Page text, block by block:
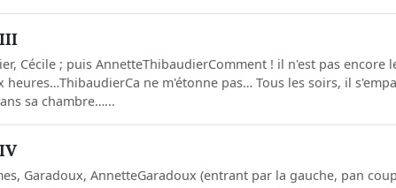
Cécile ; puis AnnetteThibaudierComment ! il n'est pas encore
heures…ThibaudierCa ne m'étonne pas… Tous les soirs, il
sa chambre…...
Garadoux, AnnetteGaradoux (entrant par la gauche, pan